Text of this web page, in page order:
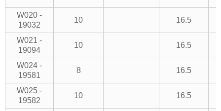
W020 -
19032
10 16.5
W021 -
19094
10 16.5
W024 -
19581
8 16.5
W025 -
19582
10 16.5